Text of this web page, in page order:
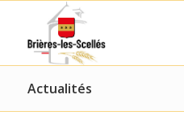
Actualités